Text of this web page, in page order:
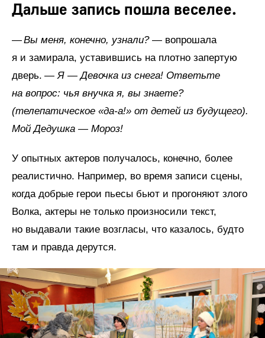
Дальше запись пошла веселее.
—Вы меня, конечно, узнали?— вопрошала
я и замирала, уставившись на плотно запертую
дверь. —Я — Девочка из снега! Ответьте
на вопрос: чья внучка я, вы знаете?
(телепатическое «да-а!» от детей из будущего).
Мой Дедушка — Мороз!
У опытных актеров получалось, конечно, более
реалистично. Например, во время записи сцены,
когда добрые герои пьесы бьют и прогоняют злого
Волка, актеры не только произносили текст,
но выдавали такие возгласы, что казалось, будто
там и правда дерутся.